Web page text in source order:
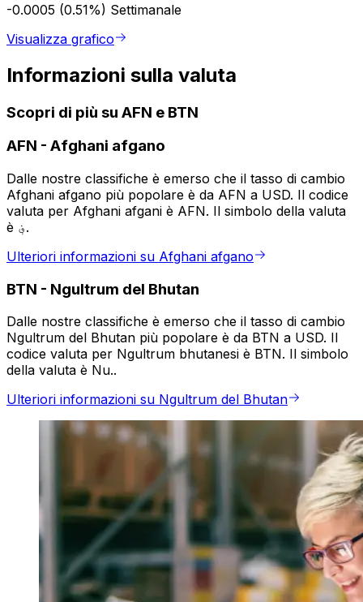
-0.0005 (0.51%) Settimanale
Visualizza grafico
Informazioni sulla valuta
Scopri di più su AFN e BTN
AFN - Afghani afgano
Dalle nostre classifiche è emerso che il tasso di cambio
Afghani afgano più popolare è da AFN a USD. Il codice
valuta per Afghani afgani è AFN. Il simbolo della valuta
è ؋.
Ulteriori informazioni su Afghani afgano
BTN - Ngultrum del Bhutan
Dalle nostre classifiche è emerso che il tasso di cambio
Ngultrum del Bhutan più popolare è da BTN a USD. Il
codice valuta per Ngultrum bhutanesi è BTN. Il simbolo
della valuta è Nu..
Ulteriori informazioni su Ngultrum del Bhutan